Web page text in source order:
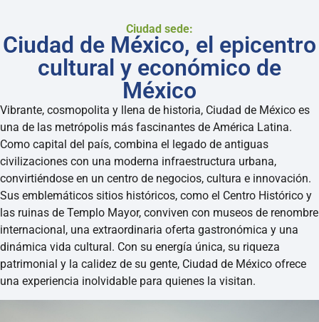
Ciudad sede:
Ciudad de México, el epicentro
cultural y económico de
México
Vibrante, cosmopolita y llena de historia, Ciudad de México es
una de las metrópolis más fascinantes de América Latina.
Como capital del país, combina el legado de antiguas
civilizaciones con una moderna infraestructura urbana,
convirtiéndose en un centro de negocios, cultura e innovación.
Sus emblemáticos sitios históricos, como el Centro Histórico y
las ruinas de Templo Mayor, conviven con museos de renombre
internacional, una extraordinaria oferta gastronómica y una
dinámica vida cultural. Con su energía única, su riqueza
patrimonial y la calidez de su gente, Ciudad de México ofrece
una experiencia inolvidable para quienes la visitan.